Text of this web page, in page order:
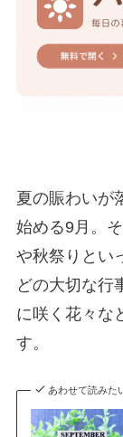
夏の賑わいが
始める9月。
や秋祭りとい
どの大切な行
に咲く花々な
す。
あわせて読みた